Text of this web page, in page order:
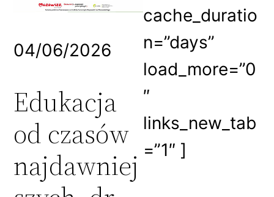
04/06/2026
Edukacja
od czasów
najdawniej
cache_duratio
n=”days”
load_more=”0
″
links_new_tab
=”1″ ]